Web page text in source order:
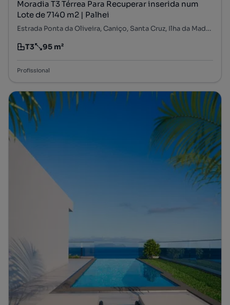
Moradia T3 Térrea Para Recuperar inserida num
Lote de 7140 m2 | Palhei
Estrada Ponta da Oliveira, Caniço, Santa Cruz, Ilha da Madeira
Tipologia
T3
Preço por metro quadrado
95 m²
Profissional